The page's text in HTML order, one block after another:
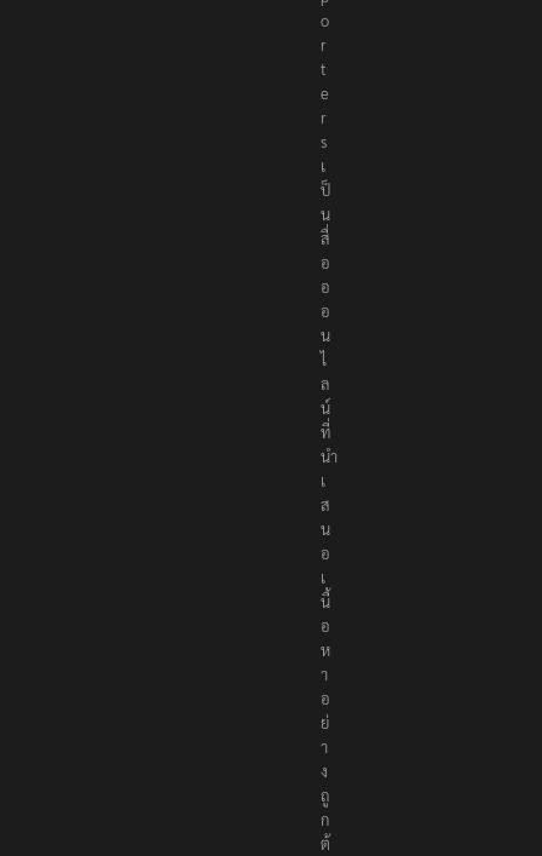
o
r
t
e
r
s
เ
ป็
น
สื่
อ
อ
อ
น
ไ
ล
น์
ที่
นำ
เ
ส
น
อ
เ
นื้
อ
ห
า
อ
ย่
า
ง
ถู
ก
ต้